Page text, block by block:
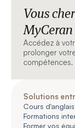
Vous
MyCeran
Accédez à
prolonger
compétences.
Solutions
Cours
Formations
Former vos